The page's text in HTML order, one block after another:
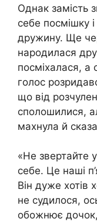
Однак замість
себе посмішку
дружину. Ще
нapoдилася
посміхалася, а
голос
що від
сполошилися,
махнула й
«Не звертайте
себе. Це наші
Він дуже хотів
не судилося,
обожнює